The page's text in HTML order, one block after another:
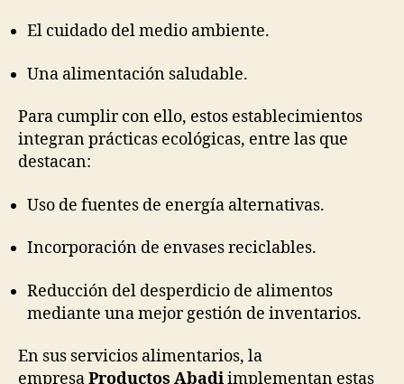
El cuidado del medio ambiente.
Una alimentación saludable.
Para cumplir con ello, estos establecimientos
integran prácticas ecológicas, entre las que
destacan:
Uso de fuentes de energía alternativas.
Incorporación de envases reciclables.
Reducción del desperdicio de alimentos
mediante una mejor gestión de inventarios.
En sus servicios alimentarios, la
empresaProductos Abadiimplementan estas